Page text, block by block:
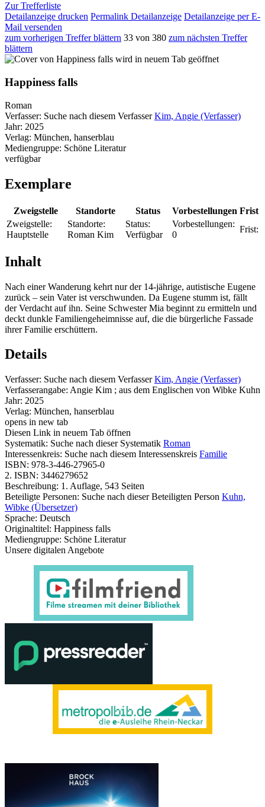
Zur Trefferliste
Detailanzeige drucken Permalink Detailanzeige Detailanzeige per E-
Mail versenden
zum vorherigen Treffer blättern 33 von 380 zum nächsten Treffer
blättern
wird in neuem Tab geöffnet
Happiness falls
Roman
Verfasser: Suche nach diesem Verfasser Kim, Angie (Verfasser)
Jahr: 2025
Verlag: München, hanserblau
Mediengruppe: Schöne Literatur
verfügbar
Exemplare
Zweigstelle Standorte Status Vorbestellungen Frist
Zweigstelle:
Hauptstelle
Standorte:
Roman Kim
Status:
Verfügbar
Vorbestellungen:
0
Frist:
Inhalt
Nach einer Wanderung kehrt nur der 14-jährige, autistische Eugene
zurück – sein Vater ist verschwunden. Da Eugene stumm ist, fällt
der Verdacht auf ihn. Seine Schwester Mia beginnt zu ermitteln und
deckt dunkle Familiengeheimnisse auf, die die bürgerliche Fassade
ihrer Familie erschüttern.
Details
Verfasser: Suche nach diesem Verfasser Kim, Angie (Verfasser)
Verfasserangabe: Angie Kim ; aus dem Englischen von Wibke Kuhn
Jahr: 2025
Verlag: München, hanserblau
opens in new tab
Diesen Link in neuem Tab öffnen
Systematik: Suche nach dieser Systematik Roman
Interessenkreis: Suche nach diesem Interessenskreis Familie
ISBN: 978-3-446-27965-0
2. ISBN: 3446279652
Beschreibung: 1. Auflage, 543 Seiten
Beteiligte Personen: Suche nach dieser Beteiligten Person Kuhn,
Wibke (Übersetzer)
Sprache: Deutsch
Originaltitel: Happiness falls
Mediengruppe: Schöne Literatur
Unsere digitalen Angebote